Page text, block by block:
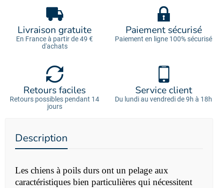
Livraison gratuite
En France à partir de 49 €
d'achats
Paiement sécurisé
Paiement en ligne 100% sécurisé
Retours faciles
Retours possibles pendant 14
jours
Service client
Du lundi au vendredi de 9h à 18h
Description
Les chiens à poils durs ont un pelage aux
caractéristiques bien particulières qui nécessitent